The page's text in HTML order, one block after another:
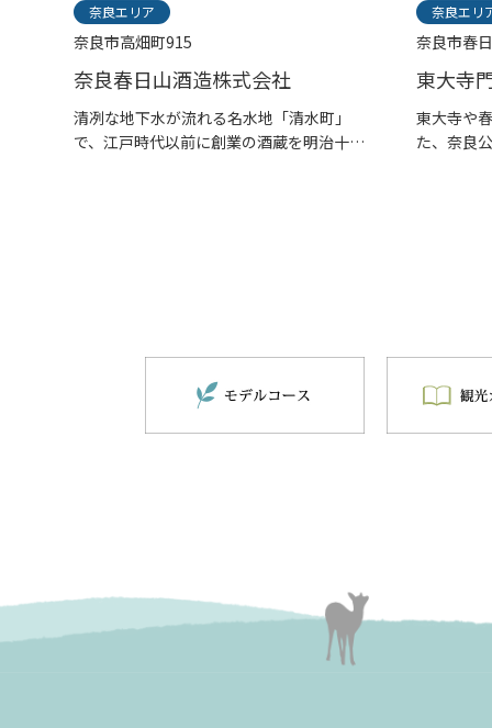
奈良エリア
奈良市高畑町915
奈良春日山酒造株式会社
清冽な地下水が流れる名水地「清水町」
で、江戸時代以前に創業の酒蔵を明治十年
奈良エリ
奈良市春
東大寺
東大寺や
た、奈良